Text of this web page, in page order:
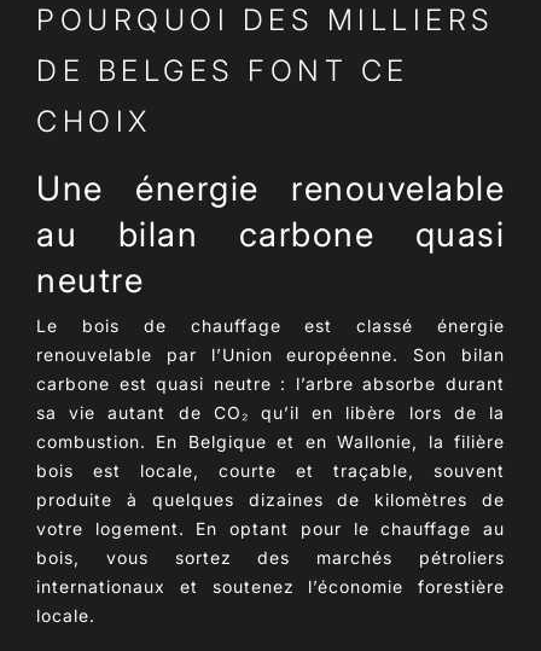
POURQUOI DES MILLIERS
DE BELGES FONT CE
CHOIX
Une énergie renouvelable
au bilan carbone quasi
neutre
Le bois de chauffage est classéénergie
renouvelable par l’Union européenne. Son bilan
carbone est quasi neutre : l’arbre absorbe durant
sa vie autant de CO₂ qu’il en libère lors de la
combustion. En Belgique et en Wallonie, la filière
bois est locale, courte et traçable, souvent
produite à quelques dizaines de kilomètres de
votre logement. En optant pour lechauffage au
bois, vous sortez des marchés pétroliers
internationaux et soutenez l’économie forestière
locale.